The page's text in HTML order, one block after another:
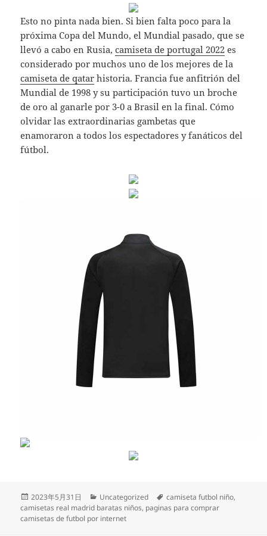
Esto no pinta nada bien. Si bien falta poco para la
próxima Copa del Mundo, el Mundial pasado, que se
llevó a cabo en Rusia,camiseta de portugal 2022 es
considerado por muchos uno de los mejores de la
camiseta de qatar historia. Francia fue anfitrión del
Mundial de 1998 y su participación tuvo un broche
de oro al ganarle por 3-0 a Brasil en la final. Cómo
olvidar las extraordinarias gambetas que
enamoraron a todos los espectadores y fanáticos del
fútbol.
Publicado
el
2023年5月31日 Categorías
Uncategorized Etiquetas
camiseta futbol niño,
camisetas real madrid baratas niños, paginas para comprar
camisetas de futbol por internet